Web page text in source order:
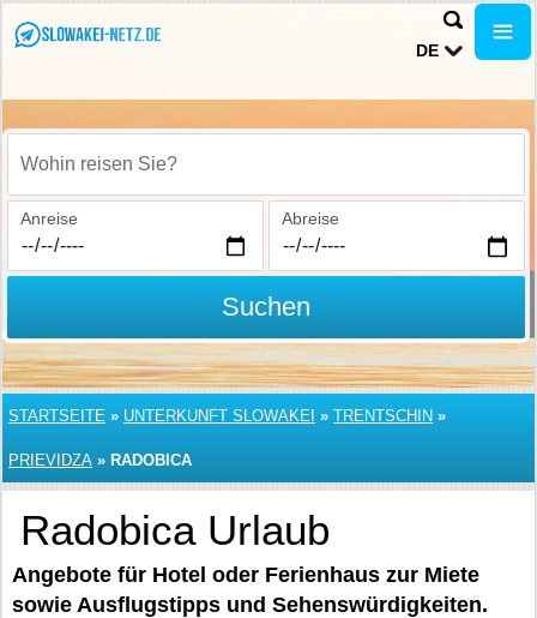
DE
Wohin reisen Sie?
Anreise Abreise
Suchen
STARTSEITE » UNTERKUNFT SLOWAKEI » TRENTSCHIN »
PRIEVIDZA » RADOBICA
Radobica Urlaub
Angebote für Hotel oder Ferienhaus zur Miete
sowie Ausflugstipps und Sehenswürdigkeiten.